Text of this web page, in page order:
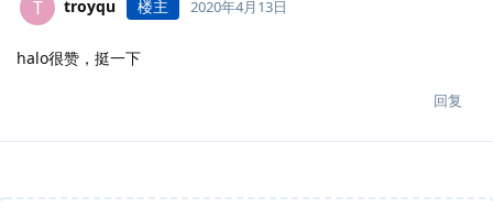
T troyqu 楼主 2020年4月13日
halo很赞，挺一下
回复